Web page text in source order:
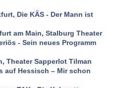
Die KÄS - Der Mann ist
am Main, Stalburg Theater
- Sein neues Programm
Theater Sapperlot Tilman
auf Hessisch – Mir schon